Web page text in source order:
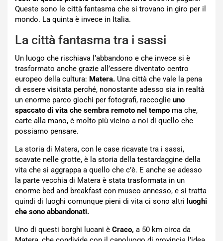
Queste sono le città fantasma che si trovano in giro per il
mondo. La quinta è invece in Italia.
La città fantasma tra i sassi
Un luogo che rischiava l’abbandono e che invece si è
trasformato anche grazie all’essere diventato centro
europeo della cultura: Matera. Una città che vale la pena
di essere visitata perché, nonostante adesso sia in realtà
un enorme parco giochi per fotografi, raccoglie uno
spaccato di vita che sembra remoto nel tempo ma che,
carte alla mano, è molto più vicino a noi di quello che
possiamo pensare.
La storia di Matera, con le case ricavate tra i sassi,
scavate nelle grotte, è la storia della testardaggine della
vita che si aggrappa a quello che c’è. E anche se adesso
la parte vecchia di Matera è stata trasformata in un
enorme bed and breakfast con museo annesso, e si tratta
quindi di luoghi comunque pieni di vita ci sono altri luoghi
che sono abbandonati.
Uno di questi borghi lucani è Craco, a 50 km circa da